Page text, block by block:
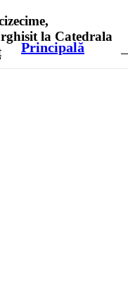
Principală
la Catedrala